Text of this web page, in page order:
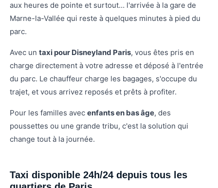
aux heures de pointe et surtout… l'arrivée à la gare de
Marne-la-Vallée qui reste à quelques minutes à pied du
parc.
Avec un taxi pour Disneyland Paris, vous êtes pris en
charge directement à votre adresse et déposé à l'entrée
du parc. Le chauffeur charge les bagages, s'occupe du
trajet, et vous arrivez reposés et prêts à profiter.
Pour les familles avec enfants en bas âge, des
poussettes ou une grande tribu, c'est la solution qui
change tout à la journée.
Taxi disponible 24h/24 depuis tous les